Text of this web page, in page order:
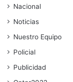
Nacional
Noticias
Nuestro Equipo
Policial
Publicidad